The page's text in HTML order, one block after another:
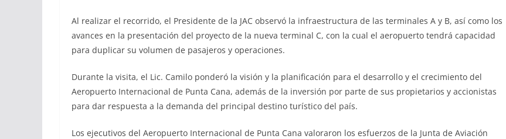
Al realizar el recorrido, el Presidente de la JAC observó la infraestructura de las terminales A y B, así como los
avances en la presentación del proyecto de la nueva terminal C, con la cual el aeropuerto tendrá capacidad
para duplicar su volumen de pasajeros y operaciones.
Durante la visita, el Lic. Camilo ponderó la visión y la planificación para el desarrollo y el crecimiento del
Aeropuerto Internacional de Punta Cana, además de la inversión por parte de sus propietarios y accionistas
para dar respuesta a la demanda del principal destino turístico del país.
Los ejecutivos del Aeropuerto Internacional de Punta Cana valoraron los esfuerzos de la Junta de Aviación